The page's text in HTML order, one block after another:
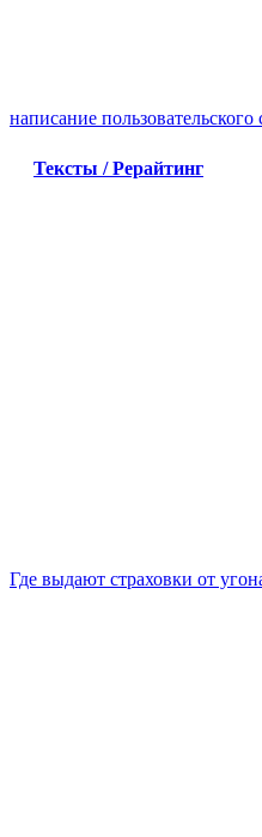
написание
Тексты / Рерайтинг
Где выдают страховки от